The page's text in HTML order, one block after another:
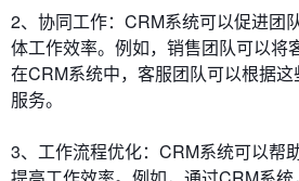
2、协同工作：CRM系统可以促进团
体工作效率。例如，销售团队可以将
在CRM系统中，客服团队可以根据
服务。
3、工作流程优化：CRM系统可以帮